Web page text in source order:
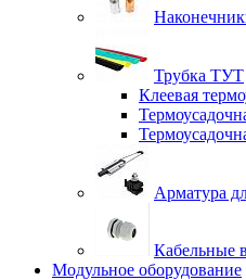
Трубка ТУТ
Клеевая
Арматура
Кабельные
Модульное оборудование